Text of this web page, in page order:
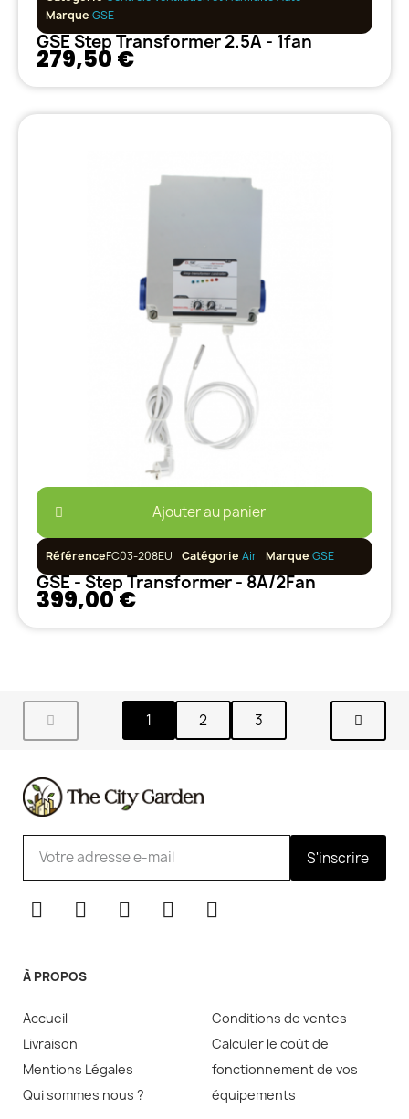
Marque GSE
GSE Step Transformer 2.5A - 1fan
279,50 €
Ajouter au panier
RéférenceFC03-208EU Catégorie Air Marque GSE
GSE - Step Transformer - 8A/2Fan
399,00 €
1 2 3
S'inscrire
À PROPOS
Accueil
Livraison
Mentions Légales
Qui sommes nous ?
Conditions de ventes
Calculer le coût de
fonctionnement de vos
équipements